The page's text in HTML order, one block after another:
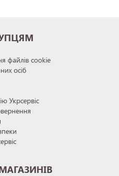
файлів cookie
осіб
Укрсервіс